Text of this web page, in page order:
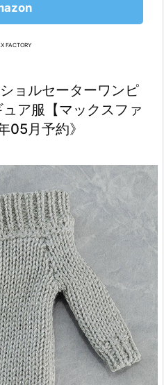
FACTORY
ョルセーターワンピ
ュア服【マックスファ
05月予約》